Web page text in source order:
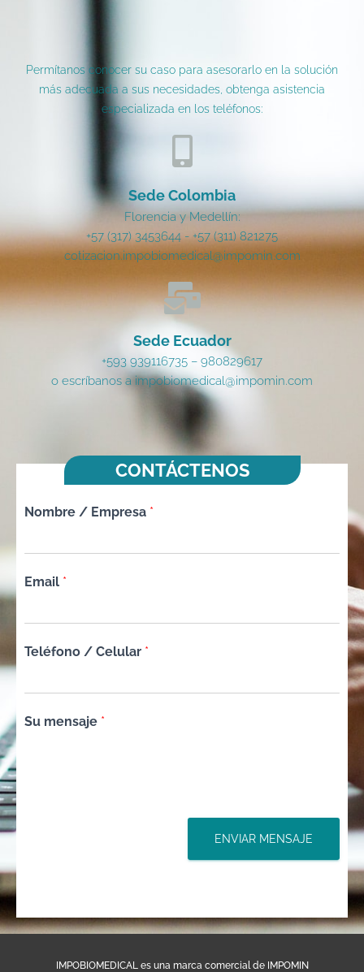
Permítanos conocer su caso para asesorarlo en la solución
más adecuada a sus necesidades, obtenga asistencia
especializada en los teléfonos:
Sede Colombia
Florencia y Medellín:
+57 (317) 3453644 - +57 (311) 821275
cotizacion.impobiomedical@impomin.com
Sede Ecuador
+593 939116735 – 980829617
o escríbanos a impobiomedical@impomin.com
CONTÁCTENOS
Nombre / Empresa *
Email *
Teléfono / Celular *
Su mensaje *
ENVIAR MENSAJE
IMPOBIOMEDICAL es una marca comercial de IMPOMIN